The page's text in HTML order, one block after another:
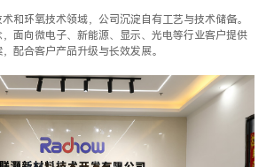
环氧技术领域，公司沉淀自有工艺与技术储备。
面向微电子、新能源、显示、光电等行业客户提供
配合客户产品升级与长效发展。